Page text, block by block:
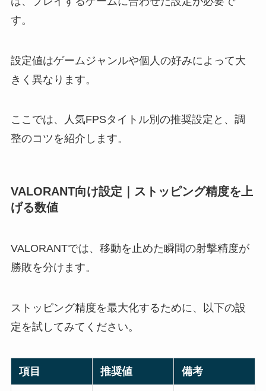
す。
設定値はゲームジャンルや個人の好みによって大
きく異なります。
ここでは、人気FPSタイトル別の推奨設定と、調
整のコツを紹介します。
VALORANT向け設定｜ストッピング精度を上
げる数値
VALORANTでは、移動を止めた瞬間の射撃精度が
勝敗を分けます。
ストッピング精度を最大化するために、以下の設
定を試してみてください。
項目 推奨値 備考